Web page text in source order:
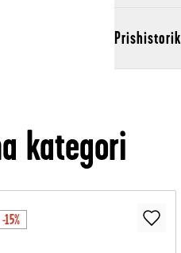
Prishistorik
kategori
-15%